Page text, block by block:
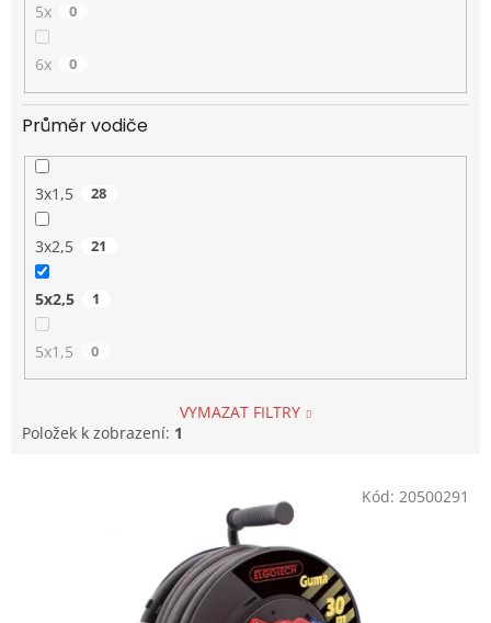
5x 0
6x 0
Průměr vodiče
3x1,5 28
3x2,5 21
5x2,5 1
5x1,5 0
VYMAZAT FILTRY
Položek k zobrazení: 1
Kód: 20500291